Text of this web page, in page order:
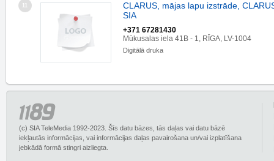
11
CLARUS, mājas lapu izstrāde,
SIA
+371 67281430
Mūkusalas iela 41B - 1, RĪGA, LV-1004
Digitālā druka
(c) SIA TeleMedia 1992-2023. Šīs datu bāzes, tās daļas vai datu bāzē
iekļautās informācijas, vai informācijas daļas pavairošana un/vai izplatīšana
jebkādā formā stingri aizliegta.